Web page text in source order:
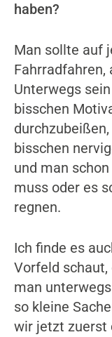
haben?
Man sollte auf
Fahrradfahren,
Unterwegs
bisschen
bisschen
und man
muss oder es
regnen.
Ich finde es
Vorfeld
man
so kleine
wir jetzt zuerst